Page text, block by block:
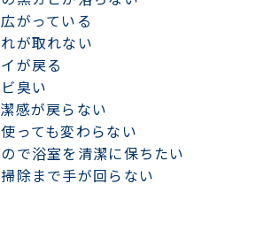
がっている
が取れない
が戻る
臭い
感が戻らない
っても変わらない
で浴室を清潔に保ちたい
除まで手が回らない